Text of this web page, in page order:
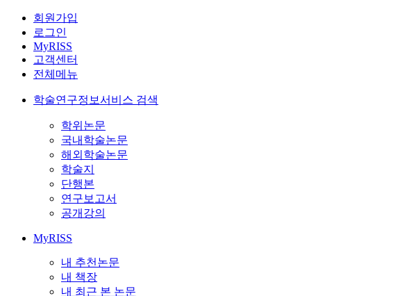
회원가입
로그인
MyRISS
고객센터
전체메뉴
학술연구정보서비스 검색
학위논문
국내학술논문
해외학술논문
학술지
단행본
연구보고서
공개강의
MyRISS
내 추천논문
내 책장
내 최근 본 논문